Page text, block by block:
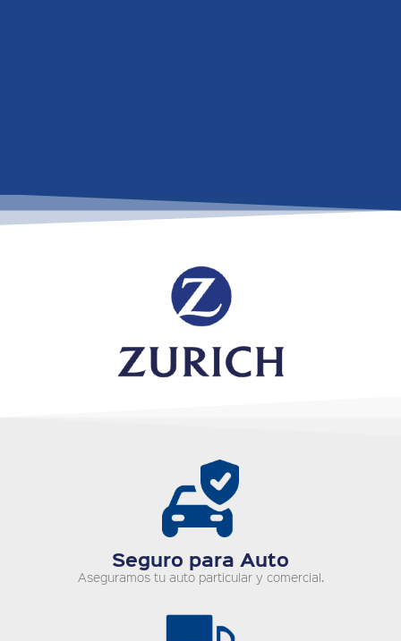
Seguro para Auto
Aseguramos tu auto particular y comercial.